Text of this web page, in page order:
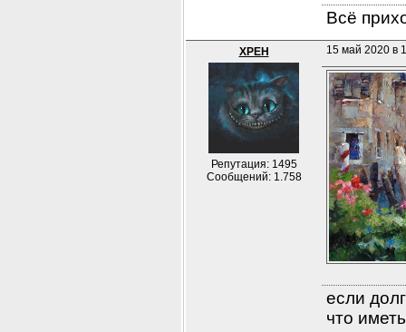
Всё
XPEH
Репутация: 1495
Сообщений: 1.758
15 май 2020 в
если
что